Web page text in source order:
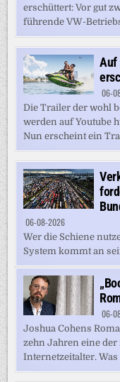
erschüttert: Vor gut
führende VW-
Auf
06-
Die Trailer der wohl
werden auf Youtube
Nun erscheint ein
06-08-2026
Wer die Schiene
System kommt an
06-
Joshua Cohens
zehn Jahren eine der
Internetzeitalter. Was